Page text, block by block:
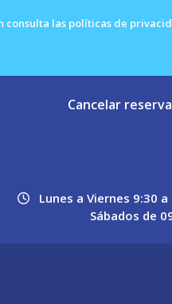
consulta las políticas de
Cancelar reserva
Lunes a Viernes 9:30
Sábados de